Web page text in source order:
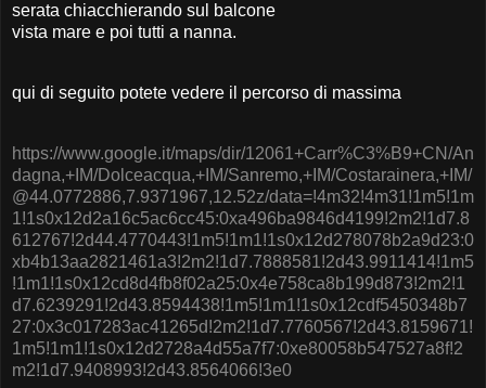
serata chiacchierando sul balcone
vista mare e poi tutti a nanna.
qui di seguito potete vedere il percorso di massima
https://www.google.it/maps/dir/12061+Carr%C3%B9+CN/An
dagna,+IM/Dolceacqua,+IM/Sanremo,+IM/Costarainera,+IM/
@44.0772886,7.9371967,12.52z/data=!4m32!4m31!1m5!1m
1!1s0x12d2a16c5ac6cc45:0xa496ba9846d4199!2m2!1d7.8
612767!2d44.4770443!1m5!1m1!1s0x12d278078b2a9d23:0
xb4b13aa2821461a3!2m2!1d7.7888581!2d43.9911414!1m5
!1m1!1s0x12cd8d4fb8f02a25:0x4e758ca8b199d873!2m2!1
d7.6239291!2d43.8594438!1m5!1m1!1s0x12cdf5450348b7
27:0x3c017283ac41265d!2m2!1d7.7760567!2d43.8159671!
1m5!1m1!1s0x12d2728a4d55a7f7:0xe80058b547527a8f!2
m2!1d7.9408993!2d43.8564066!3e0